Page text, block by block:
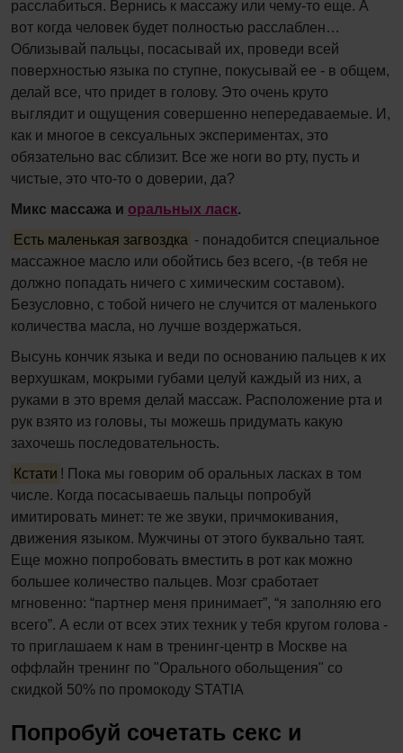
расслабиться. Вернись к массажу или чему-то еще. А
вот когда человек будет полностью расслаблен…
Облизывай пальцы, посасывай их, проведи всей
поверхностью языка по ступне, покусывай ее - в общем,
делай все, что придет в голову. Это очень круто
выглядит и ощущения совершенно непередаваемые. И,
как и многое в сексуальных экспериментах, это
обязательно вас сблизит. Все же ноги во рту, пусть и
чистые, это что-то о доверии, да?
Микс массажа и оральных ласк.
Есть маленькая загвоздка - понадобится специальное
массажное масло или обойтись без всего, -(в тебя не
должно попадать ничего с химическим составом).
Безусловно, с тобой ничего не случится от маленького
количества масла, но лучше воздержаться.
Высунь кончик языка и веди по основанию пальцев к их
верхушкам, мокрыми губами целуй каждый из них, а
руками в это время делай массаж. Расположение рта и
рук взято из головы, ты можешь придумать какую
захочешь последовательность.
Кстати ! Пока мы говорим об оральных ласках в том
числе. Когда посасываешь пальцы попробуй
имитировать минет: те же звуки, причмокивания,
движения языком. Мужчины от этого буквально таят.
Еще можно попробовать вместить в рот как можно
большее количество пальцев. Мозг сработает
мгновенно: “партнер меня принимает”, “я заполняю его
всего”. А если от всех этих техник у тебя кругом голова -
то приглашаем к нам в тренинг-центр в Москве на
оффлайн тренинг по "Орального обольщения" со
скидкой 50% по промокоду STATIA
Попробуй сочетать секс и